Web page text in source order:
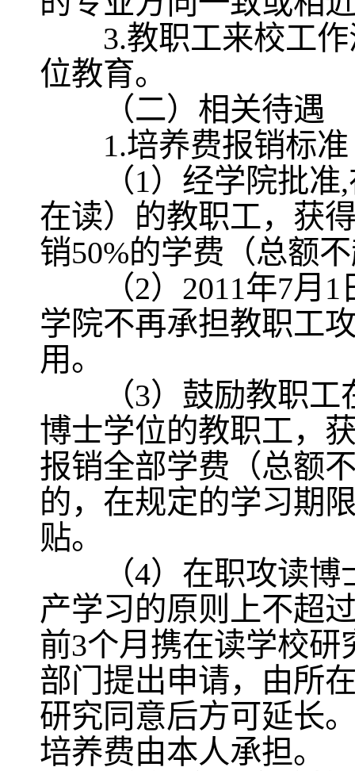
3.教职工来校工作
位教育。
（二）相关待遇
1.培养费报销标准
（1）经学院批准,
在读）的教职工，获
销50%的学费（总额
（2）2011年7月1
学院不再承担教职工
用。
（3）鼓励教职工
博士学位的教职工，
报销全部学费（总额
的，在规定的学习期
贴。
（4）在职攻读博
产学习的原则上不超
前3个月携在读学校
部门提出申请，由所
研究同意后方可延长
培养费由本人承担。